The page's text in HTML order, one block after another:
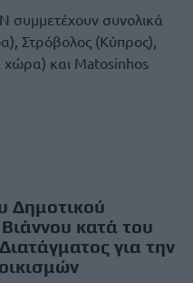
συμμετέχουν συνολικά
Στρόβολος (Κύπρος),
χώρα) και Matosinhos
Δημοτικού
κατά του
για την